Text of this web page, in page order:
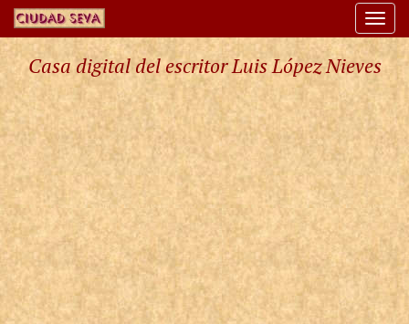
Casa digital del escritor Luis López Nieves